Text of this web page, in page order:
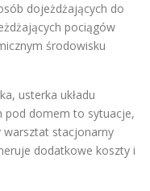
dojeżdżających do
pociągów
środowisku
usterka układu
pod domem to sytuacje,
stacjonarny
dodatkowe koszty i